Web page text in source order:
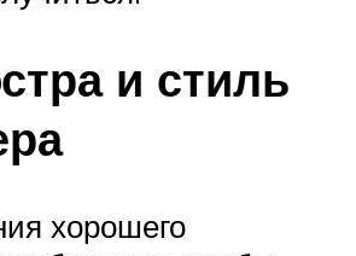
и стиль
хорошего